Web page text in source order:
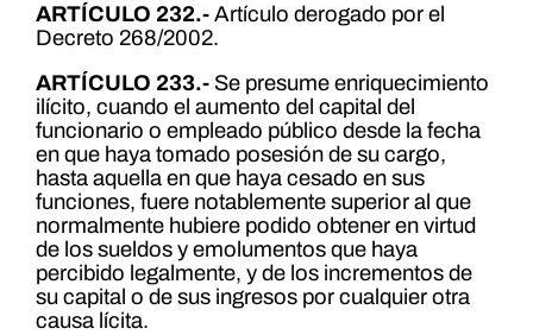
ARTÍCULO 232.-Artículo derogado por el
Decreto 268/2002.
ARTÍCULO 233.-Se presume enriquecimiento
ilícito, cuando el aumento del capital del
funcionario o empleado público desde la fecha
en que haya tomado posesión de su cargo,
hasta aquella en que haya cesado en sus
funciones, fuere notablemente superior al que
normalmente hubiere podido obtener en virtud
de los sueldos y emolumentos que haya
percibido legalmente, y de los incrementos de
su capital o de sus ingresos por cualquier otra
causa lícita.